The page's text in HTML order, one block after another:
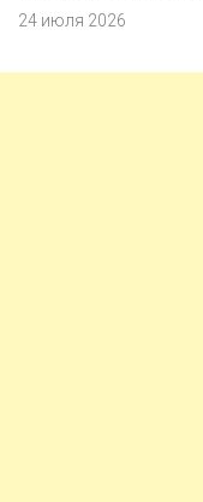
24 июля 2026